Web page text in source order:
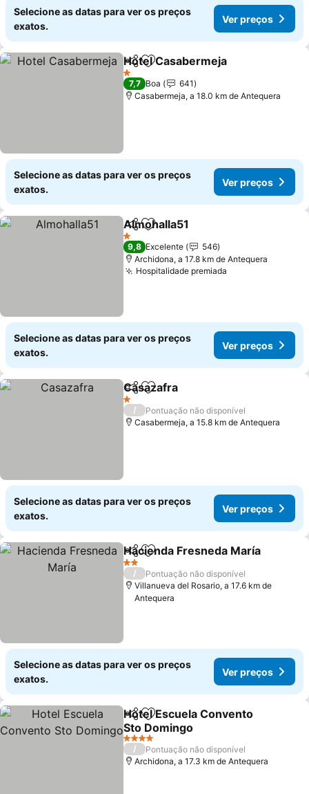
Selecione as datas para ver os preços
exatos.
Ver preços
PartilharAdicionar aos favoritos
Hotel Casabermeja
1 Estrelas
7,7 Boa
641
Casabermeja, a 18.0 km de Antequera
Selecione as datas para ver os preços
exatos.
Ver preços
PartilharAdicionar aos favoritos
Almohalla51
1 Estrelas
9,8 Excelente
546
Archidona, a 17.8 km de Antequera
Hospitalidade premiada
Selecione as datas para ver os preços
exatos.
Ver preços
PartilharAdicionar aos favoritos
Casazafra
1 Estrelas
/
Pontuação não disponível
Casabermeja, a 15.8 km de Antequera
Selecione as datas para ver os preços
exatos.
Ver preços
PartilharAdicionar aos favoritos
Hacienda Fresneda María
2 Estrelas
/
Pontuação não disponível
Villanueva del Rosario, a 17.6 km de
Antequera
Selecione as datas para ver os preços
exatos.
Ver preços
PartilharAdicionar aos favoritos
Hotel Escuela Convento
Sto Domingo
4 Estrelas
/
Pontuação não disponível
Archidona, a 17.3 km de Antequera